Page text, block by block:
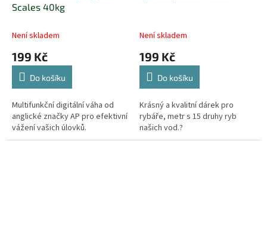
Scales 40kg
Není skladem
199 Kč
Do košíku
Multifunkční digitální váha od
anglické značky AP pro efektivní
vážení vašich úlovků.
Není skladem
199 Kč
Do košíku
Krásný a kvalitní dárek pro
rybáře, metr s 15 druhy ryb
našich vod.?